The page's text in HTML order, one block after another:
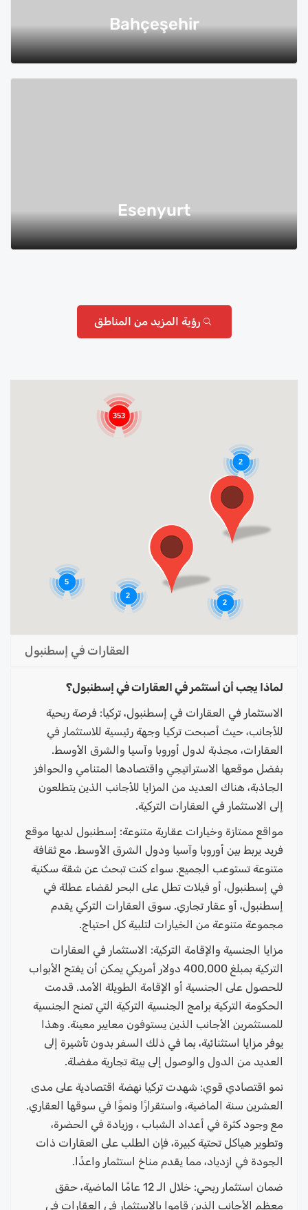
Bahçeşehir
Esenyurt
رؤية المزيد من المناطق
353
2
5
2
2
العقارات في إسطنبول
لماذا يجب أن أستثمر في العقارات في إسطنبول؟
الاستثمار في العقارات في إسطنبول، تركيا: فرصة ربحية
للأجانب، حيث أصبحت تركيا وجهة رئيسية للاستثمار في
العقارات، مجذبة لدول أوروبا وآسيا والشرق الأوسط.
بفضل موقعها الاستراتيجي واقتصادها المتنامي والحوافز
الجاذبة، هناك العديد من المزايا للأجانب الذين يتطلعون
إلى الاستثمار في العقارات التركية.
مواقع ممتازة وخيارات عقارية متنوعة: إسطنبول لديها موقع
فريد يربط بين أوروبا وآسيا ودول الشرق الأوسط. مع ثقافة
متنوعة تستوعب الجميع. سواء كنت تبحث عن شقة سكنية
في إسطنبول، أو فيلات تطل على البحر لقضاء عطلة في
إسطنبول، أو عقار تجاري. سوق العقارات التركي يقدم
مجموعة متنوعة من الخيارات لتلبية كل احتياج.
مزايا الجنسية والإقامة التركية: الاستثمار في العقارات
التركية بمبلغ 400,000 دولار أمريكي يمكن أن يفتح الأبواب
للحصول على الجنسية أو الإقامة الطويلة الأمد. قدمت
الحكومة التركية برامج الجنسية التركية التي تمنح الجنسية
للمستثمرين الأجانب الذين يستوفون معايير معينة. وهذا
يوفر مزايا استثنائية، بما في ذلك السفر بدون تأشيرة إلى
العديد من الدول والوصول إلى بيئة تجارية مفضلة.
نمو اقتصادي قوي: شهدت تركيا نهضة اقتصادية على مدى
العشرين سنة الماضية، واستقرارًا ونموًا في سوقها العقاري.
مع وجود كثرة في أعداد الشباب ، وزيادة في الحضرة،
وتطوير هياكل تحتية كبيرة، فإن الطلب على العقارات ذات
الجودة في ازدياد، مما يقدم مناخ استثمار واعدًا.
ضمان استثمار ربحي: خلال الـ 12 عامًا الماضية، حقق
معظم الأجانب الذين قاموا بالاستثمار في العقارات في